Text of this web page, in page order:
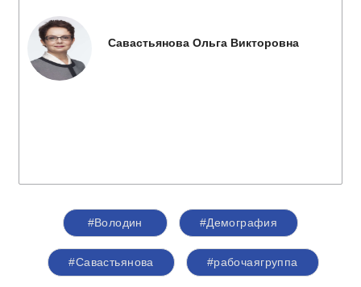
Савастьянова Ольга Викторовна
#Володин #Демография
#Савастьянова #рабочаягруппа